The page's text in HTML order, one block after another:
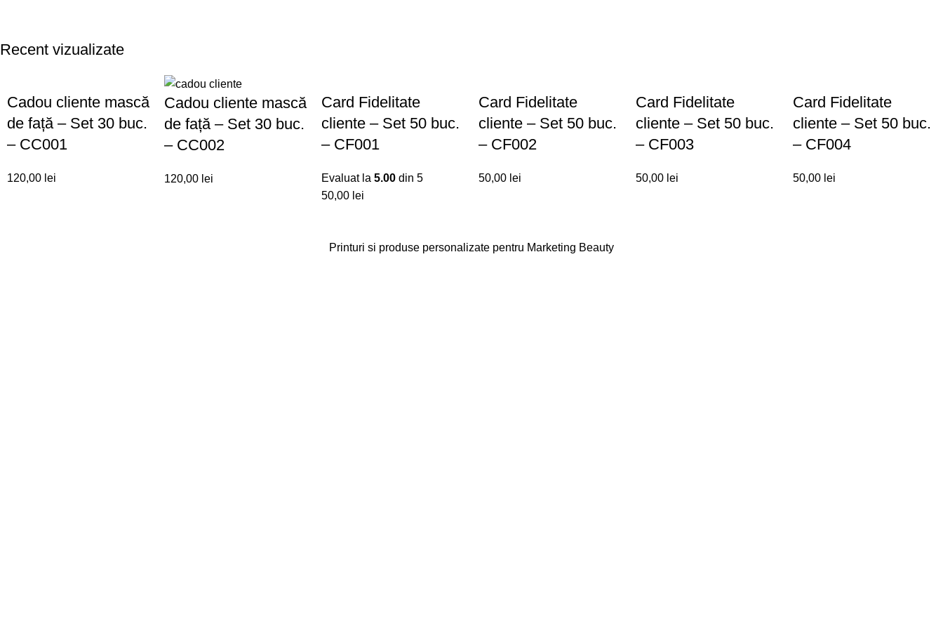
Recent vizualizate
Cadou cliente mască
de față – Set 30 buc.
– CC001
120,00 lei
Cadou cliente mască
de față – Set 30 buc.
– CC002
120,00 lei
Card Fidelitate
cliente – Set 50 buc.
– CF001
Evaluat la 5.00 din 5
50,00 lei
Card Fidelitate
cliente – Set 50 buc.
– CF002
50,00 lei
Card Fidelitate
cliente – Set 50 buc.
– CF003
50,00 lei
Card Fidelitate
cliente – Set 50 buc.
– CF004
50,00 lei
Printuri si produse personalizate pentru Marketing Beauty